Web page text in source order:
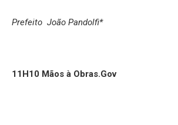
Prefeito João Pandolfi*
11H10 Mãos à Obras.Gov